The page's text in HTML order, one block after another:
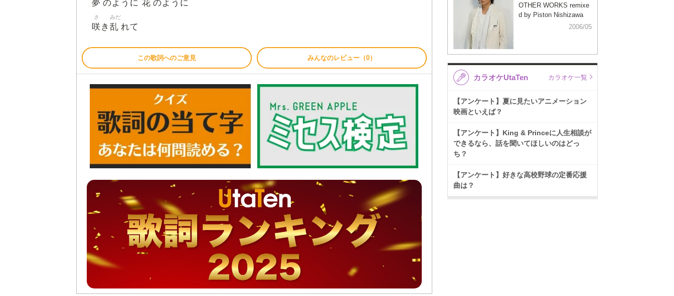
夢 のように 花 のように
咲
さ
き 乱
みだ
れて
この歌詞へのご意見 みんなのレビュー（0）
OTHER WORKS remixe
d by Piston Nishizawa
2006/05
カラオケUtaTen カラオケ一覧
【アンケート】夏に見たいアニメーション
映画といえば？
【アンケート】King & Princeに人生相談が
できるなら、話を聞いてほしいのはどっ
ち？
【アンケート】好きな高校野球の定番応援
曲は？